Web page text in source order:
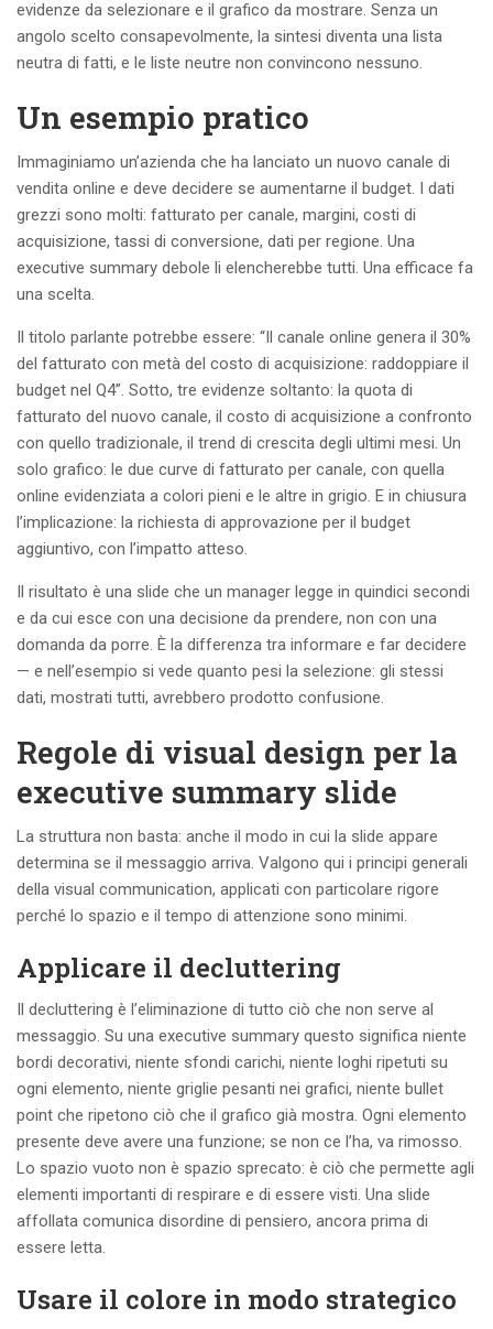
evidenze da selezionare e il grafico da mostrare. Senza un
angolo scelto consapevolmente, la sintesi diventa una lista
neutra di fatti, e le liste neutre non convincono nessuno.
Un esempio pratico
Immaginiamo un’azienda che ha lanciato un nuovo canale di
vendita online e deve decidere se aumentarne il budget. I dati
grezzi sono molti: fatturato per canale, margini, costi di
acquisizione, tassi di conversione, dati per regione. Una
executive summary debole li elencherebbe tutti. Una efficace fa
una scelta.
Il titolo parlante potrebbe essere: “Il canale online genera il 30%
del fatturato con metà del costo di acquisizione: raddoppiare il
budget nel Q4”. Sotto, tre evidenze soltanto: la quota di
fatturato del nuovo canale, il costo di acquisizione a confronto
con quello tradizionale, il trend di crescita degli ultimi mesi. Un
solo grafico: le due curve di fatturato per canale, con quella
online evidenziata a colori pieni e le altre in grigio. E in chiusura
l’implicazione: la richiesta di approvazione per il budget
aggiuntivo, con l’impatto atteso.
Il risultato è una slide che un manager legge in quindici secondi
e da cui esce con una decisione da prendere, non con una
domanda da porre. È la differenza tra informare e far decidere
— e nell’esempio si vede quanto pesi la selezione: gli stessi
dati, mostrati tutti, avrebbero prodotto confusione.
Regole di visual design per la
executive summary slide
La struttura non basta: anche il modo in cui la slide appare
determina se il messaggio arriva. Valgono qui i principi generali
della visual communication, applicati con particolare rigore
perché lo spazio e il tempo di attenzione sono minimi.
Applicare il decluttering
Il decluttering è l’eliminazione di tutto ciò che non serve al
messaggio. Su una executive summary questo significa niente
bordi decorativi, niente sfondi carichi, niente loghi ripetuti su
ogni elemento, niente griglie pesanti nei grafici, niente bullet
point che ripetono ciò che il grafico già mostra. Ogni elemento
presente deve avere una funzione; se non ce l’ha, va rimosso.
Lo spazio vuoto non è spazio sprecato: è ciò che permette agli
elementi importanti di respirare e di essere visti. Una slide
affollata comunica disordine di pensiero, ancora prima di
essere letta.
Usare il colore in modo strategico